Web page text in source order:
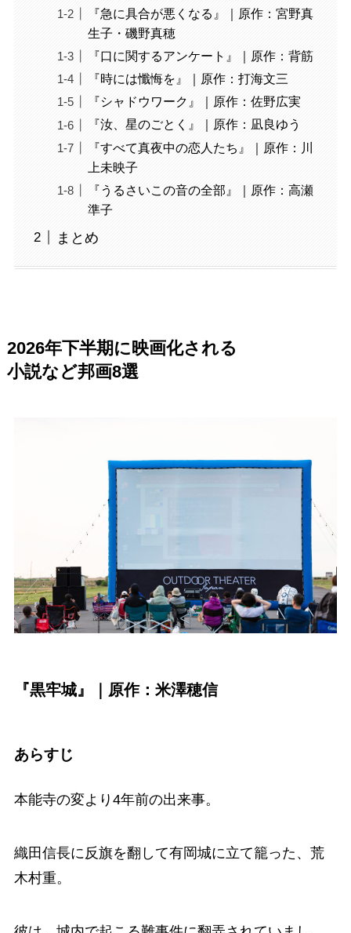
『急に具合が悪くなる』｜原作：宮野真
生子・磯野真穂
『口に関するアンケート』｜原作：背筋
『時には懺悔を』｜原作：打海文三
『シャドウワーク』｜原作：佐野広実
『汝、星のごとく』｜原作：凪良ゆう
『すべて真夜中の恋人たち』｜原作：川
上未映子
『うるさいこの音の全部』｜原作：高瀬
準子
まとめ
2026年下半期に映画化される
小説など邦画8選
『黒牢城』｜原作：米澤穂信
あらすじ
本能寺の変より4年前の出来事。
織田信長に反旗を翻して有岡城に立て籠った、荒
木村重。